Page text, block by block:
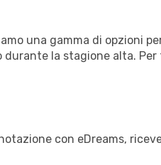
una gamma di opzioni
la stagione alta. Per
con eDreams,